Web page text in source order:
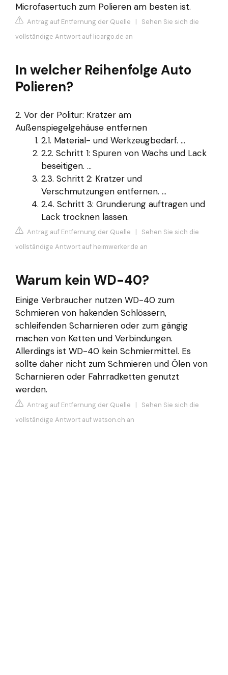
Microfasertuch zum Polieren am besten ist.
Antrag auf Entfernung der Quelle | Sehen Sie sich die
vollständige Antwort auf licargo.de an
In welcher Reihenfolge Auto
Polieren?
2. Vor der Politur: Kratzer am
Außenspiegelgehäuse entfernen
2.1. Material- und Werkzeugbedarf. ...
2.2. Schritt 1: Spuren von Wachs und Lack
beseitigen. ...
2.3. Schritt 2: Kratzer und
Verschmutzungen entfernen. ...
2.4. Schritt 3: Grundierung auftragen und
Lack trocknen lassen.
Antrag auf Entfernung der Quelle | Sehen Sie sich die
vollständige Antwort auf heimwerker.de an
Warum kein WD-40?
Einige Verbraucher nutzen WD-40 zum
Schmieren von hakenden Schlössern,
schleifenden Scharnieren oder zum gängig
machen von Ketten und Verbindungen.
Allerdings ist WD-40 kein Schmiermittel. Es
sollte daher nicht zum Schmieren und Ölen von
Scharnieren oder Fahrradketten genutzt
werden.
Antrag auf Entfernung der Quelle | Sehen Sie sich die
vollständige Antwort auf watson.ch an